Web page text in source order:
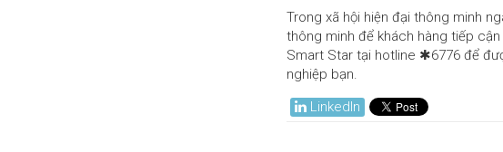
Trong xã hội hiện đại thông minh
thông minh để khách hàng tiếp
Smart Star tại hotline ✱6776 để
nghiệp bạn.
LinkedIn